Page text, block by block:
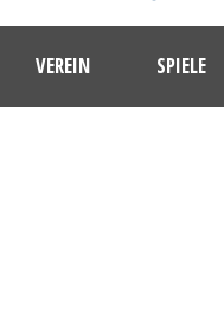
VEREIN SPIELE